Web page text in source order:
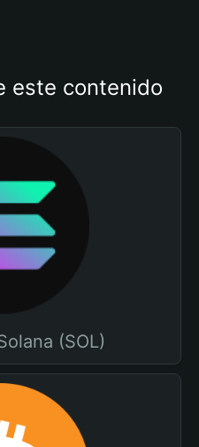
este contenido
(SOL)